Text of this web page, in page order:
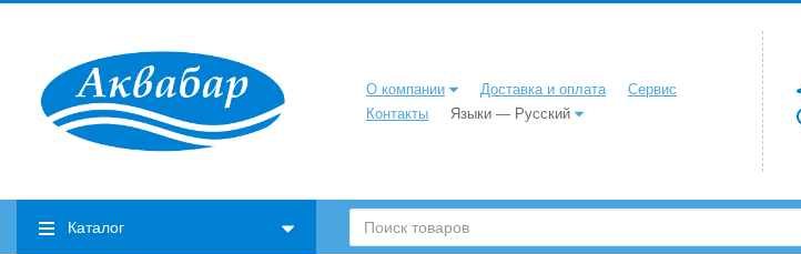
О компании Доставка и оплата
Сервис
Контакты
Языки — Русский
Каталог